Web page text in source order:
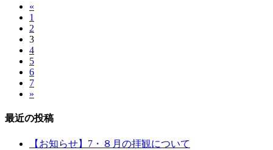
«
1
2
3
4
5
6
7
»
最近の投稿
【お知らせ】7・８月の拝観について